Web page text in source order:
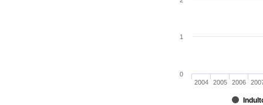
2004 2005 2006
0
1